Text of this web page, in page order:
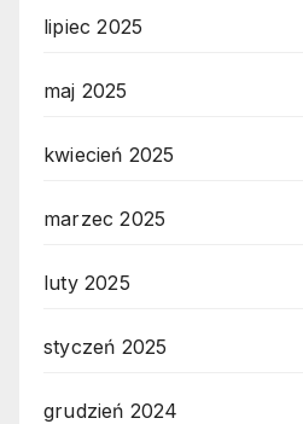
lipiec 2025
maj 2025
kwiecień 2025
marzec 2025
luty 2025
styczeń 2025
grudzień 2024